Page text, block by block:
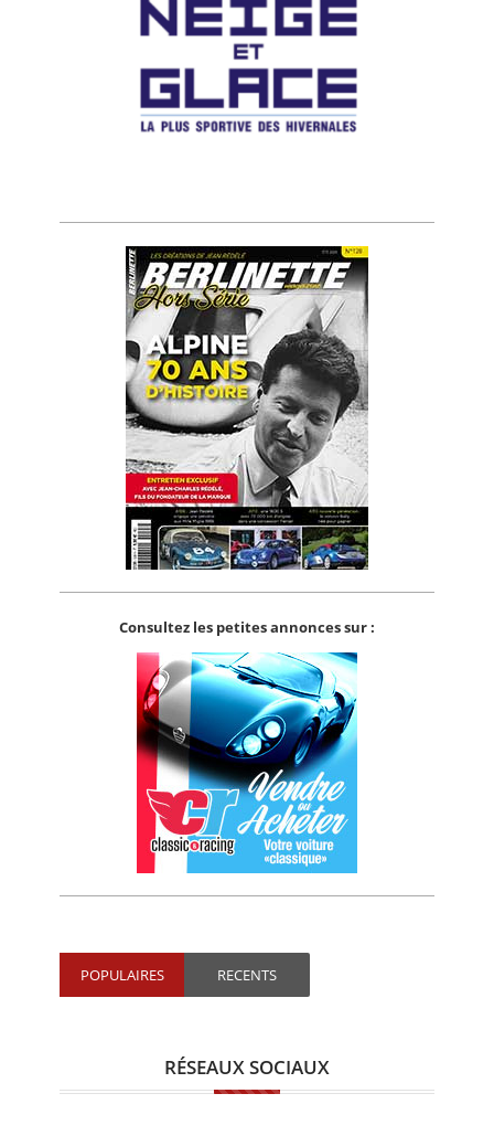
Consultez les petites annonces sur :
POPULAIRES RECENTS
RÉSEAUX SOCIAUX